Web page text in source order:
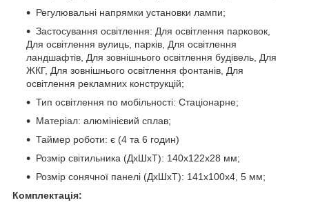
Регулювальні напрямки установки лампи;
Застосування освітлення: Для освітлення парковок,
Для освітлення вулиць, парків, Для освітлення
ландшафтів, Для зовнішнього освітлення будівель, Для
ЖКГ, Для зовнішнього освітлення фонтанів, Для
освітлення рекламних конструкцій;
Тип освітлення по мобільності: Стаціонарне;
Матеріал: алюмінієвий сплав;
Таймер роботи: є (4 та 6 годин)
Розмір світильника (ДхШхТ): 140х122х28 мм;
Розмір сонячної панелі (ДхШхТ): 141х100х4, 5 мм;
Комплектація: